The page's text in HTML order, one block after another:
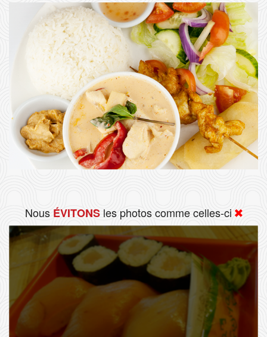
Nous ÉVITONSles photos comme celles-ci